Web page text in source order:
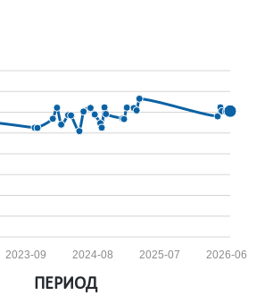
2026-06
2025-07
2024-08
2023-09
ПЕРИОД